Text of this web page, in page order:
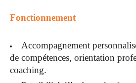
Fonctionnement
Accompagnement
de compétences, orientation
coaching.